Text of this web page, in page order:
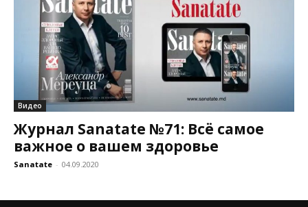
Видео
Журнал Sanatate №71: Всё самое
важное о вашем здоровье
Sanatate - 04.09.2020